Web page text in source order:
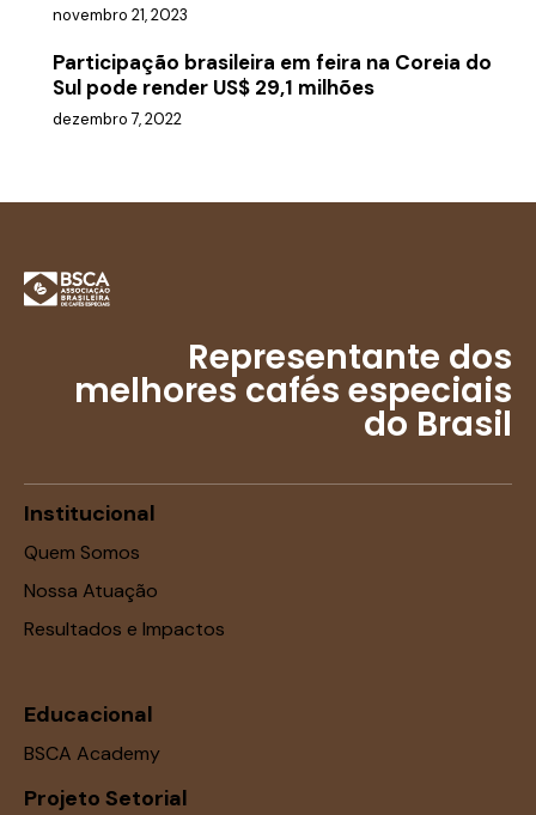
novembro 21, 2023
Participação brasileira em feira na Coreia do
Sul pode render US$ 29,1 milhões
dezembro 7, 2022
Representante dos
melhores cafés especiais
do Brasil
Institucional
Quem Somos
Nossa Atuação
Resultados e Impactos
Educacional
BSCA Academy
Projeto Setorial